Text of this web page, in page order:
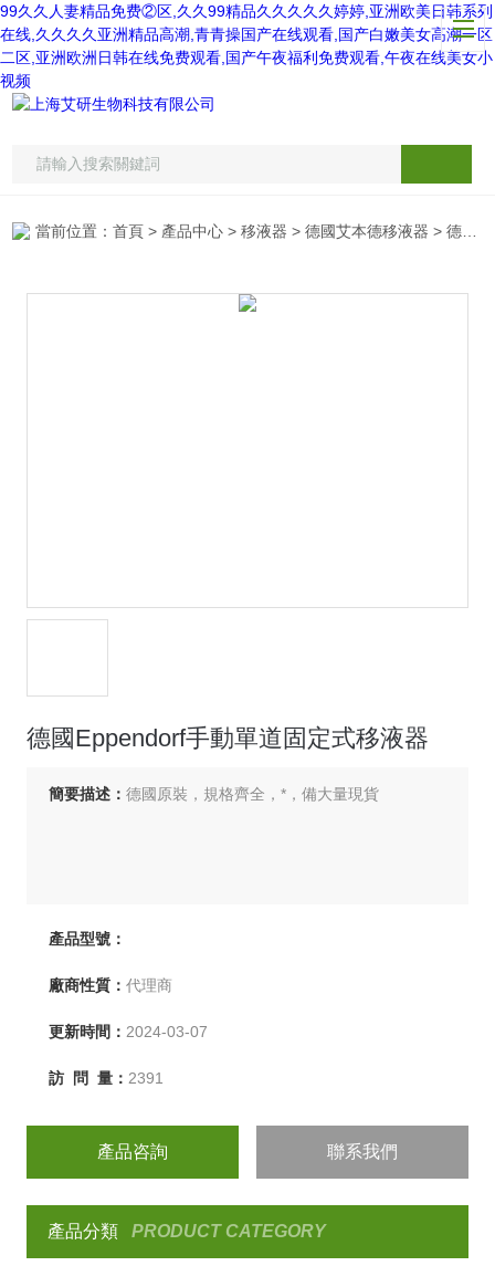
99久久人妻精品免费②区,久久99精品久久久久久婷婷,亚洲欧美日韩系列
在线,久久久久亚洲精品高潮,青青操国产在线观看,国产白嫩美女高潮一区
二区,亚洲欧洲日韩在线免费观看,国产午夜福利免费观看,午夜在线美女小
视频
當前位置：首頁 > 產品中心 >移液器 >德國艾本德移液器 > 德國Eppendorf手動單道固定式移液器
德國Eppendorf手動單道固定式移液器
簡要描述： 德國原裝，規格齊全，*，備大量現貨
產品型號：
廠商性質： 代理商
更新時間： 2024-03-07
訪 問 量： 2391
產品咨詢 聯系我們
產品分類 PRODUCT CATEGORY